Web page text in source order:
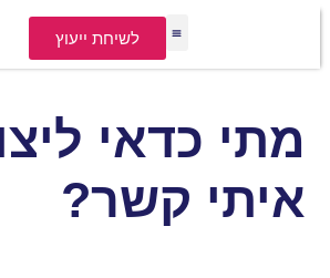
לתוכן
לשיחת ייעוץ
מתי כדאי
איתי קשר?